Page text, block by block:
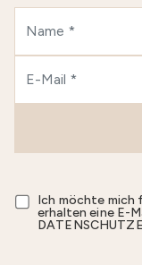
Ich möchte mich
erhalten eine E-